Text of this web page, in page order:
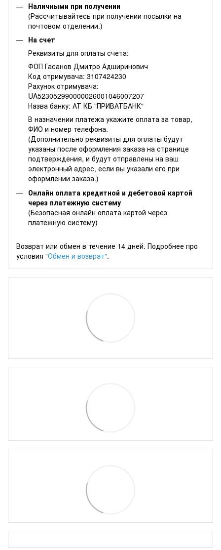
Наличными при получении
(Рассчитывайтесь при получении посылки на
почтовом отделении.)
На счет
Реквизиты для оплаты счета:
ФОП Гасанов Дмитро Адширинович
Код отримувача: 3107424230
Рахунок отримувача:
UA523052990000026001046007207
Назва банку: АТ КБ "ПРИВАТБАНК"
В назначении платежа укажите оплата за товар,
ФИО и номер телефона.
(Дополнительно реквизиты для оплаты будут
указаны после оформления заказа на странице
подтверждения, и будут отправлены на ваш
электронный адрес, если вы указали его при
оформлении заказа.)
Онлайн оплата кредитной и дебетовой картой
через платежную систему
(Безопасная онлайн оплата картой через
платежную систему)
Возврат или обмен в течение 14 дней. Подробнее про
условия "Обмен и возврат".